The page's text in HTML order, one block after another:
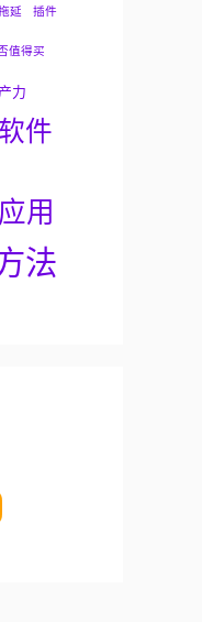
延 插件
值得买
力
件
用
法